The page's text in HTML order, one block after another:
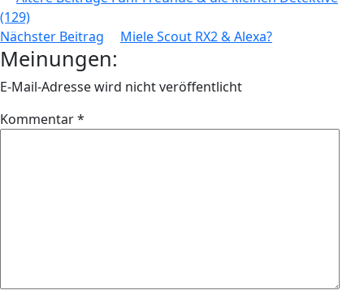
(129)
Nächster Beitrag
Miele Scout RX2 & Alexa?
Meinungen:
E-Mail-Adresse wird nicht veröffentlicht
Kommentar*